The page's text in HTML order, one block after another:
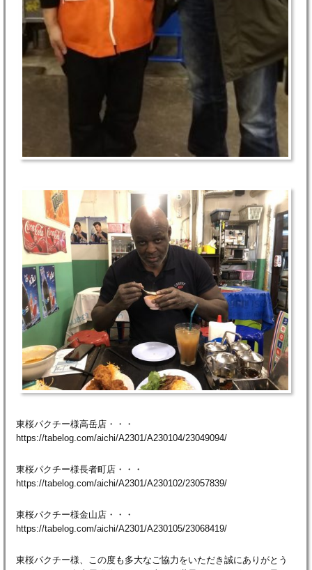
東桜パクチー様高岳店・・・
https://tabelog.com/aichi/A2301/A230104/23049094/
東桜パクチー様長者町店・・・
https://tabelog.com/aichi/A2301/A230102/23057839/
東桜パクチー様金山店・・・
https://tabelog.com/aichi/A2301/A230105/23068419/
東桜パクチー様、この度も多大なご協力をいただき誠にありがとう